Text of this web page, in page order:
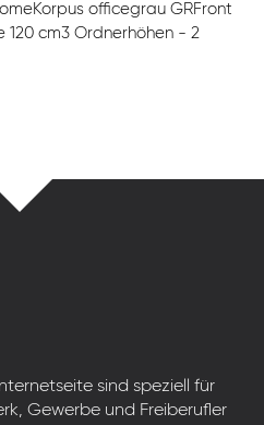
officegrau GRFront
120 cm3 Ordnerhöhen - 2
sind speziell für
Gewerbe und Freiberufler